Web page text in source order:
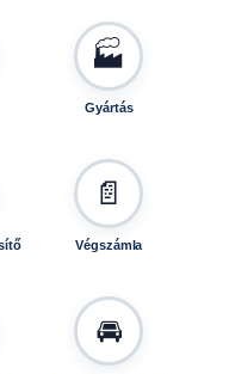
🏭
Gyártás
📄
Végszámla
🚘